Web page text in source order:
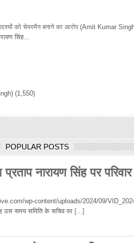
को चेयरमैन बनाने का आरोप (Amit Kumar
सिंह...
(1,550)
POPULAR POSTS
नारायण सिंह पर
wp-content/uploads/2024/09/
उस समय समिति के सचिव पर [...]